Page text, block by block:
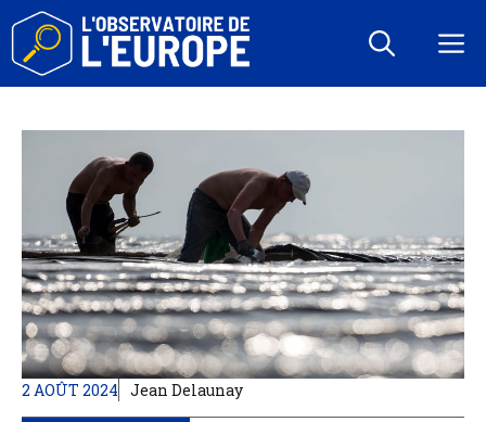
Aller
contenu
2 AOÛT 2024 Jean Delaunay